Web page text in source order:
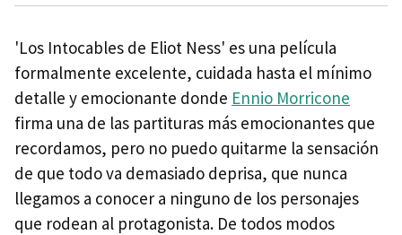
'Los Intocables de Eliot Ness' es una película
formalmente excelente, cuidada hasta el mínimo
detalle y emocionante donde Ennio Morricone
firma una de las partituras más emocionantes que
recordamos, pero no puedo quitarme la sensación
de que todo va demasiado deprisa, que nunca
llegamos a conocer a ninguno de los personajes
que rodean al protagonista. De todos modos